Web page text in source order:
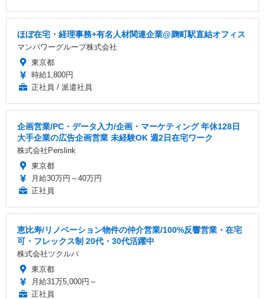
ほぼ在宅・経理事務+有名人材関連企業@麹町駅直結オフィス
マンパワーグループ株式会社
東京都
時給1,800円
正社員 / 派遣社員
企画営業/PC・データ入力/企画・マーケティング 年休128日
大手企業の広告企画営業 未経験OK 週2日在宅ワーク
株式会社Perslink
東京都
月給30万円～40万円
正社員
恵比寿/リノベーション物件の仲介営業/100%反響営業・在宅
可・フレックス制 20代・30代活躍中
株式会社ツクルバ
東京都
月給31万5,000円～
正社員